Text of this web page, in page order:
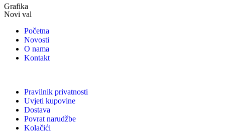
Grafika
Novi val
Početna
Novosti
O nama
Kontakt
Pravilnik privatnosti
Uvjeti kupovine
Dostava
Povrat narudžbe
Kolačići